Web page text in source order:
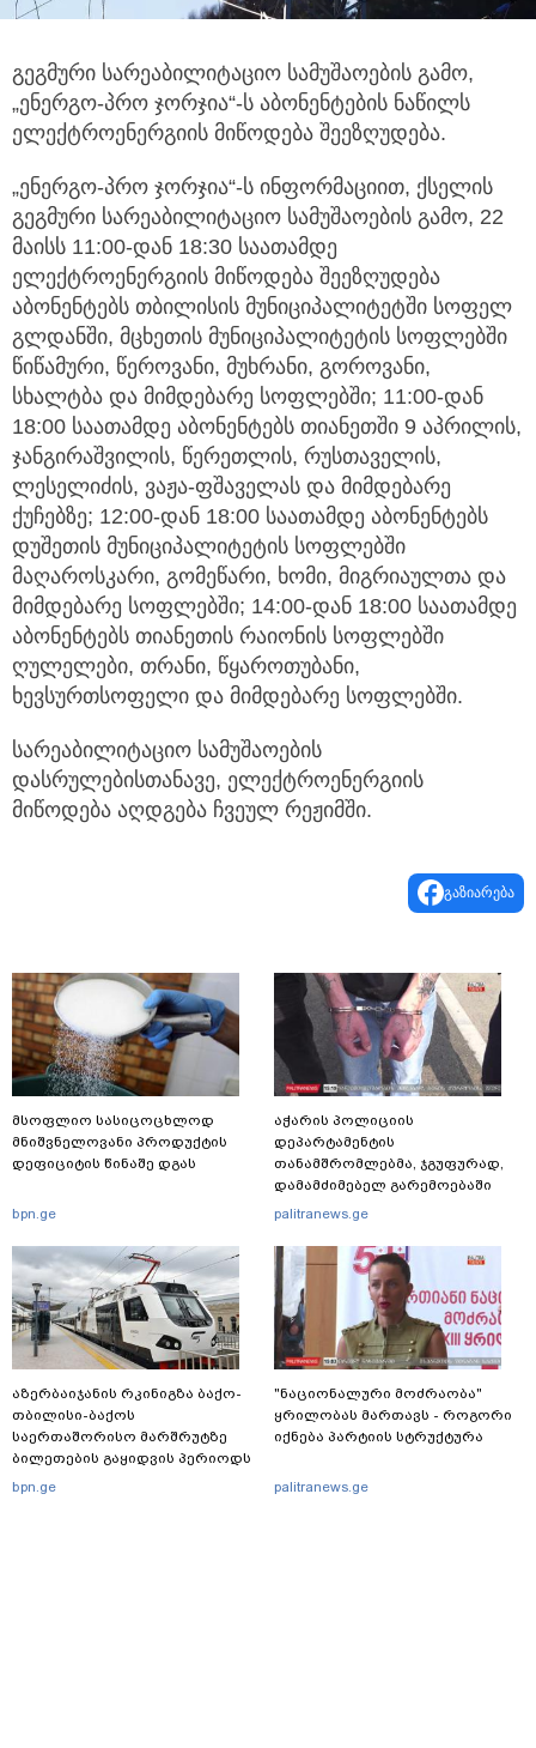
გეგმური სარეაბილიტაციო სამუშაოების გამო,
„ენერგო-პრო ჯორჯია“-ს აბონენტების ნაწილს
ელექტროენერგიის მიწოდება შეეზღუდება.
„ენერგო-პრო ჯორჯია“-ს ინფორმაციით, ქსელის
გეგმური სარეაბილიტაციო სამუშაოების გამო, 22
მაისს 11:00-დან 18:30 საათამდე
ელექტროენერგიის მიწოდება შეეზღუდება
აბონენტებს თბილისის მუნიციპალიტეტში სოფელ
გლდანში, მცხეთის მუნიციპალიტეტის სოფლებში
წიწამური, წეროვანი, მუხრანი, გოროვანი,
სხალტბა და მიმდებარე სოფლებში; 11:00-დან
18:00 საათამდე აბონენტებს თიანეთში 9 აპრილის,
ჯანგირაშვილის, წერეთლის, რუსთაველის,
ლესელიძის, ვაჟა-ფშაველას და მიმდებარე
ქუჩებზე; 12:00-დან 18:00 საათამდე აბონენტებს
დუშეთის მუნიციპალიტეტის სოფლებში
მაღაროსკარი, გომეწარი, ხომი, მიგრიაულთა და
მიმდებარე სოფლებში; 14:00-დან 18:00 საათამდე
აბონენტებს თიანეთის რაიონის სოფლებში
ღულელები, თრანი, წყაროთუბანი,
ხევსურთსოფელი და მიმდებარე სოფლებში.
სარეაბილიტაციო სამუშაოების
დასრულებისთანავე, ელექტროენერგიის
მიწოდება აღდგება ჩვეულ რეჟიმში.
გაზიარება
მსოფლიო სასიცოცხლოდ
მნიშვნელოვანი პროდუქტის
დეფიციტის წინაშე დგას
bpn.ge
აზერბაიჯანის რკინიგზა ბაქო-
თბილისი-ბაქოს
საერთაშორისო მარშრუტზე
ბილეთების გაყიდვის პერიოდს
ახანგრძლივებს
bpn.ge
აჭარის პოლიციის
დეპარტამენტის
თანამშრომლებმა, ჯგუფურად,
დამამძიმებელ გარემოებაში
ჩადენილი განზრახ
ცეცხლსასროლი იარაღის
მართლსაწინააღდმეგო შეძენა-
შენახვა-ტარებისთვის ძებნილი
პირი დააკავა
palitranews.ge
"ნაციონალური მოძრაობა"
ყრილობას მართავს - როგორი
იქნება პარტიის სტრუქტურა
palitranews.ge